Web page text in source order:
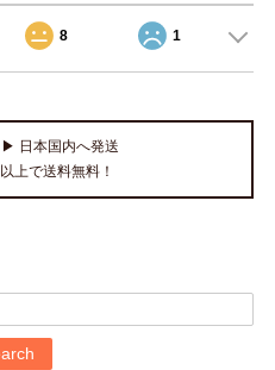
8 1
日本国内へ発送
上で送料無料！